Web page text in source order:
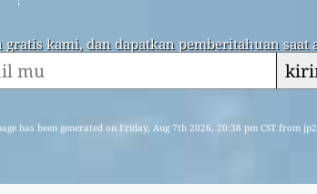
kami, dan dapatkan pemberitahuan saat
has been generated on Friday, Aug 7th 2026, 20:38 pm CST from